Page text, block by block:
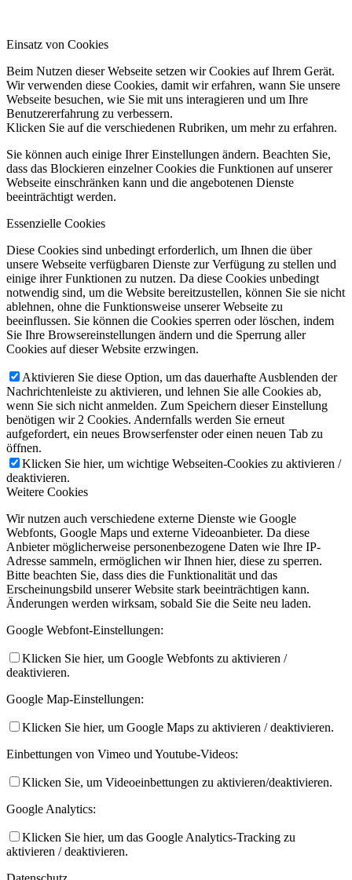
Einsatz von Cookies
Beim Nutzen dieser Webseite setzen wir Cookies auf Ihrem Gerät.
Wir verwenden diese Cookies, damit wir erfahren, wann Sie unsere
Webseite besuchen, wie Sie mit uns interagieren und um Ihre
Benutzererfahrung zu verbessern.
Klicken Sie auf die verschiedenen Rubriken, um mehr zu erfahren.
Sie können auch einige Ihrer Einstellungen ändern. Beachten Sie,
dass das Blockieren einzelner Cookies die Funktionen auf unserer
Webseite einschränken kann und die angebotenen Dienste
beeinträchtigt werden.
Essenzielle Cookies
Diese Cookies sind unbedingt erforderlich, um Ihnen die über
unsere Webseite verfügbaren Dienste zur Verfügung zu stellen und
einige ihrer Funktionen zu nutzen. Da diese Cookies unbedingt
notwendig sind, um die Website bereitzustellen, können Sie sie nicht
ablehnen, ohne die Funktionsweise unserer Webseite zu
beeinflussen. Sie können die Cookies sperren oder löschen, indem
Sie Ihre Browsereinstellungen ändern und die Sperrung aller
Cookies auf dieser Website erzwingen.
Aktivieren Sie diese Option, um das dauerhafte Ausblenden der
Nachrichtenleiste zu aktivieren, und lehnen Sie alle Cookies ab,
wenn Sie sich nicht anmelden. Zum Speichern dieser Einstellung
benötigen wir 2 Cookies. Andernfalls werden Sie erneut
aufgefordert, ein neues Browserfenster oder einen neuen Tab zu
öffnen.
Klicken Sie hier, um wichtige Webseiten-Cookies zu aktivieren /
deaktivieren.
Weitere Cookies
Wir nutzen auch verschiedene externe Dienste wie Google
Webfonts, Google Maps und externe Videoanbieter. Da diese
Anbieter möglicherweise personenbezogene Daten wie Ihre IP-
Adresse sammeln, ermöglichen wir Ihnen hier, diese zu sperren.
Bitte beachten Sie, dass dies die Funktionalität und das
Erscheinungsbild unserer Website stark beeinträchtigen kann.
Änderungen werden wirksam, sobald Sie die Seite neu laden.
Google Webfont-Einstellungen:
Klicken Sie hier, um Google Webfonts zu aktivieren /
deaktivieren.
Google Map-Einstellungen:
Klicken Sie hier, um Google Maps zu aktivieren / deaktivieren.
Einbettungen von Vimeo und Youtube-Videos:
Klicken Sie, um Videoeinbettungen zu aktivieren/deaktivieren.
Google Analytics:
Klicken Sie hier, um das Google Analytics-Tracking zu
aktivieren / deaktivieren.